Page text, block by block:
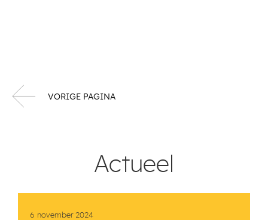
VORIGE PAGINA
Actueel
6 november 2024